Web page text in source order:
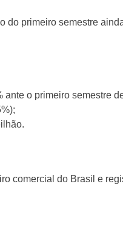
do primeiro semestre
o primeiro semestre
comercial do Brasil e